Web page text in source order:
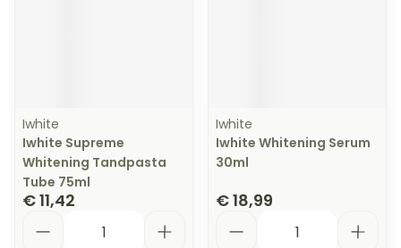
Iwhite
Iwhite Supreme
Whitening Tandpasta
Tube 75ml
€ 11,42
Iwhite
Iwhite Whitening Serum
30ml
€ 18,99